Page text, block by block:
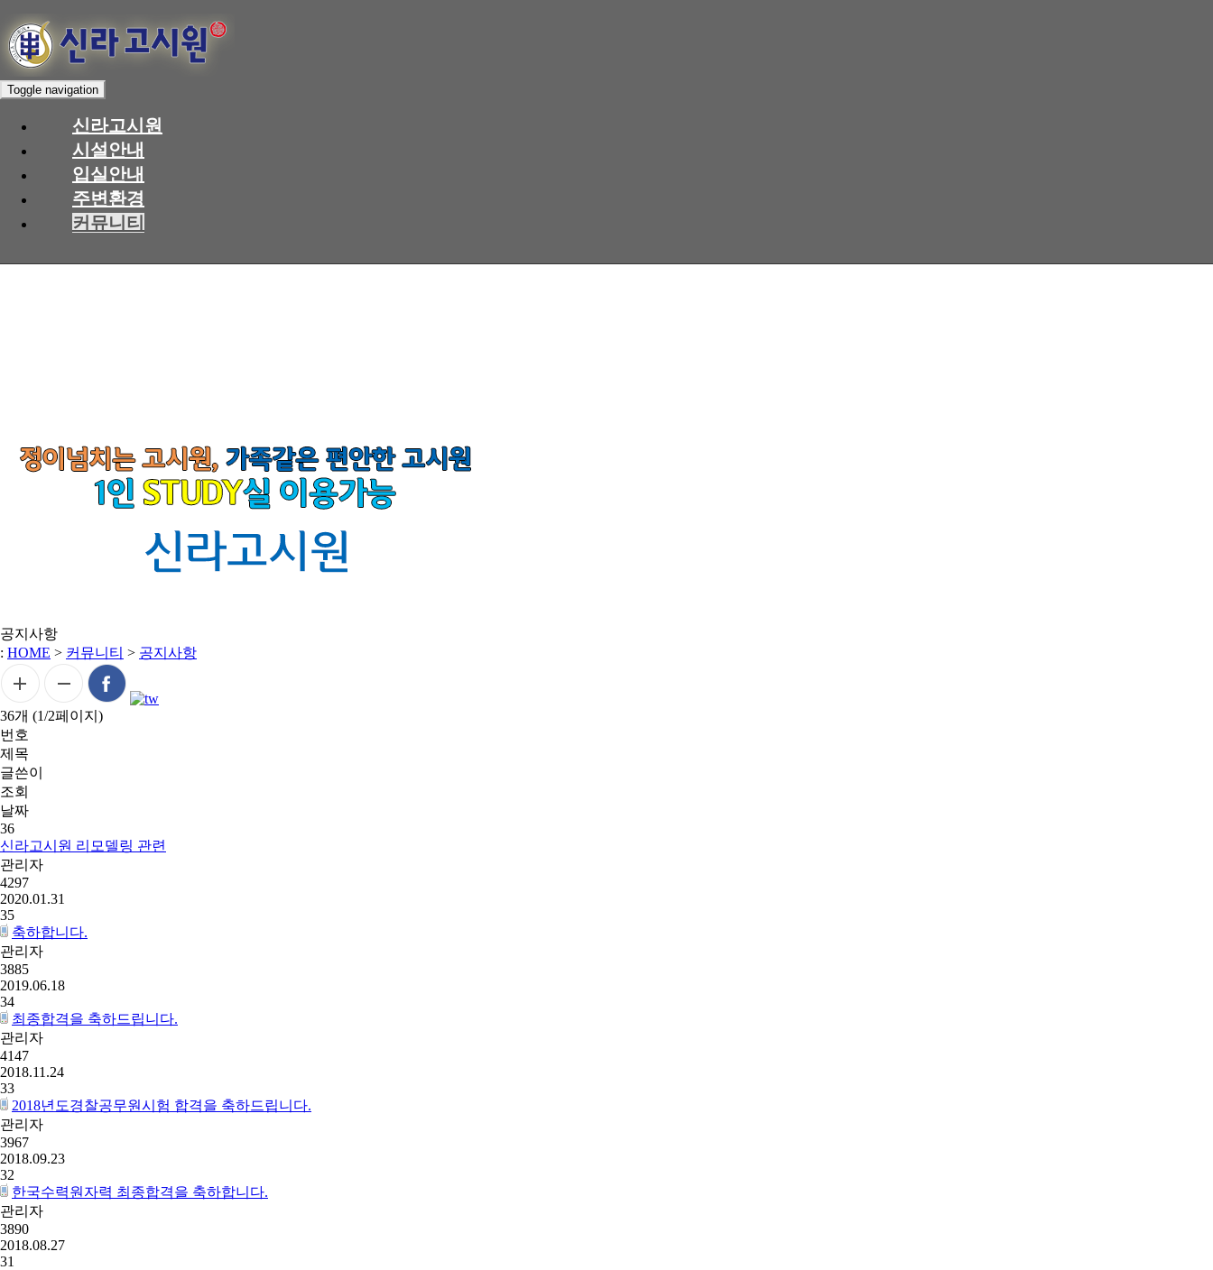
Toggle navigation
신라고시원
시설안내
입실안내
주변환경
커뮤니티
공지사항
: HOME > 커뮤니티 > 공지사항
36개 (1/2페이지)
번호
제목
글쓴이
조회
날짜
36
신라고시원 리모델링 관련
관리자
4297
2020.01.31
35
축하합니다.
관리자
3885
2019.06.18
34
최종합격을 축하드립니다.
관리자
4147
2018.11.24
33
2018년도경찰공무원시험 합격을 축하드립니다.
관리자
3967
2018.09.23
32
한국수력원자력 최종합격을 축하합니다.
관리자
3890
2018.08.27
31